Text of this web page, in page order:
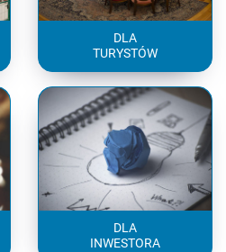
DLA
TURYSTÓW
DLA
INWESTORA